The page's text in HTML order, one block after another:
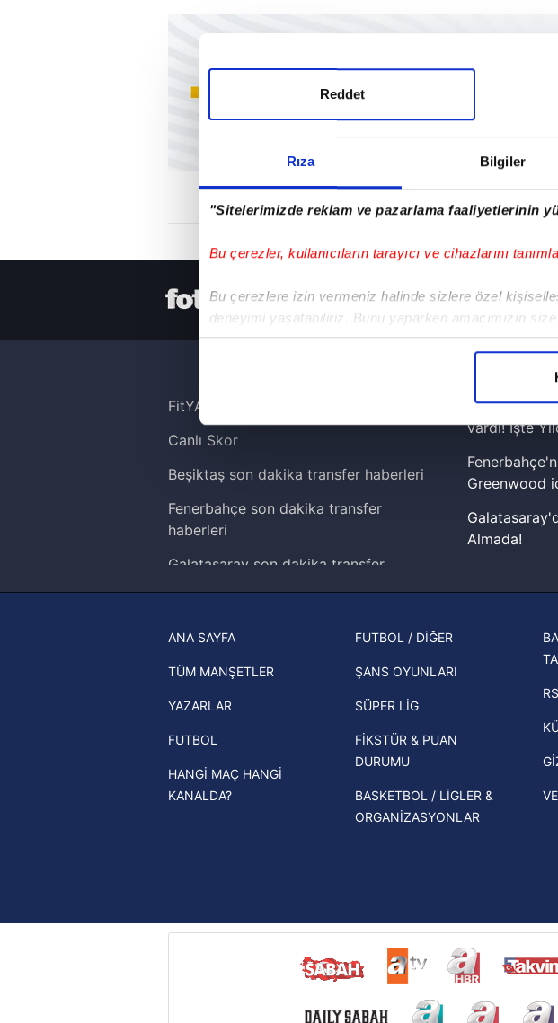
Rıza Bilgiler
"Sitelerimizde reklam ve pazarlama faaliyetlerinin
Bu çerezler, kullanıcıların tarayıcı ve cihazlarını
Bu çerezlere izin vermeniz halinde sizlere özel
deneyimi yaşatabiliriz. Bunu yaparken amacımızın
içerikleri sunabilmek adına elimizden gelen çabayı
Her halükârda, kullanıcılar, bu çerezlere izin
Sizlere daha iyi bir hizmet sunabilmek için İnternet
çerezler vasıtasıyla çeşitli kişisel verileriniz
amacıyla kullanılmaktadır. Diğer çerezler, sitemizin
reklam/pazarlama faaliyetlerinin yapılması, amaçlarıyla
Çerezlere ilişkin tercihlerinizi aşağıda yer alan panel
6698 sayılı Kişisel Verilerin Korunması Kanunu
mevzuata uygun olarak kullanılan çerezlerle ilgili bilgi
Reddet
HER YERDE!
FitYAŞA
Canlı Skor
Beşiktaş son dakika transfer haberleri
Fenerbahçe son dakika transfer
haberleri
Galatasaray son dakika transfer
haberleri
Trendyol Süper Lig haberleri
Ziraat Türkiye Kupası haberleri
UEFA Şampiyonlar Ligi haberleri
UEFA Avrupa Ligi haberleri
UEFA Konferans Ligi haberleri
vardı! İşte
Greenwood
Almada!
muhtemel
İspanya-
Beşiktaş'ın
Eleme Turu
ANA SAYFA
TÜM MANŞETLER
YAZARLAR
FUTBOL
HANGİ MAÇ HANGİ
KANALDA?
FUTBOL / DİĞER
ŞANS OYUNLARI
SÜPER LİG
FİKSTÜR & PUAN
DURUMU
BASKETBOL / LİGLER &
ORGANİZASYONLAR